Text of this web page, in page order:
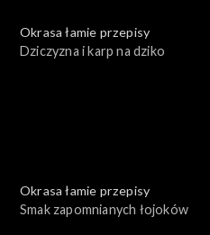
Okrasa łamie przepisy
Dziczyzna i karp na dziko
Okrasa łamie przepisy
Smak zapomnianych łojoków